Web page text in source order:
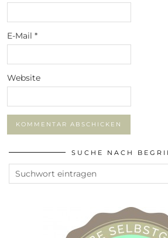
E-Mail *
Website
SUCHE NACH